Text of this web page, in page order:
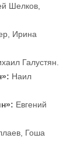
Шелков,
Ирина
Галустян.
Наил
Евгений
Гоша